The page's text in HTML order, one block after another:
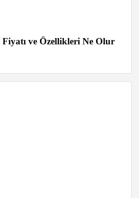
Fiyatı ve Özellikleri Ne Olur